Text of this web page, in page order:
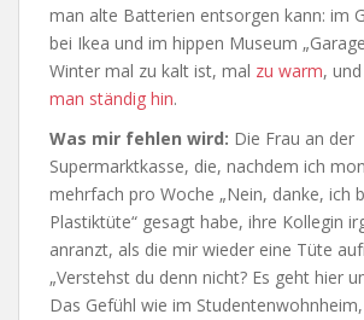
man alte Batterien entsorgen kann: im
bei Ikea und im hippen Museum
Winter mal zu kalt ist, mal zu warm,
man ständig hin.
Was mir fehlen wird: Die Frau an der
Supermarktkasse, die, nachdem ich
mehrfach pro Woche „Nein, danke, ich
Plastiktüte“ gesagt habe, ihre Kollegin
anranzt, als die mir wieder eine Tüte
„Verstehst du denn nicht? Es geht hier
Das Gefühl wie im